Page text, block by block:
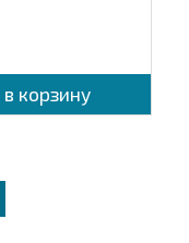
в корзину